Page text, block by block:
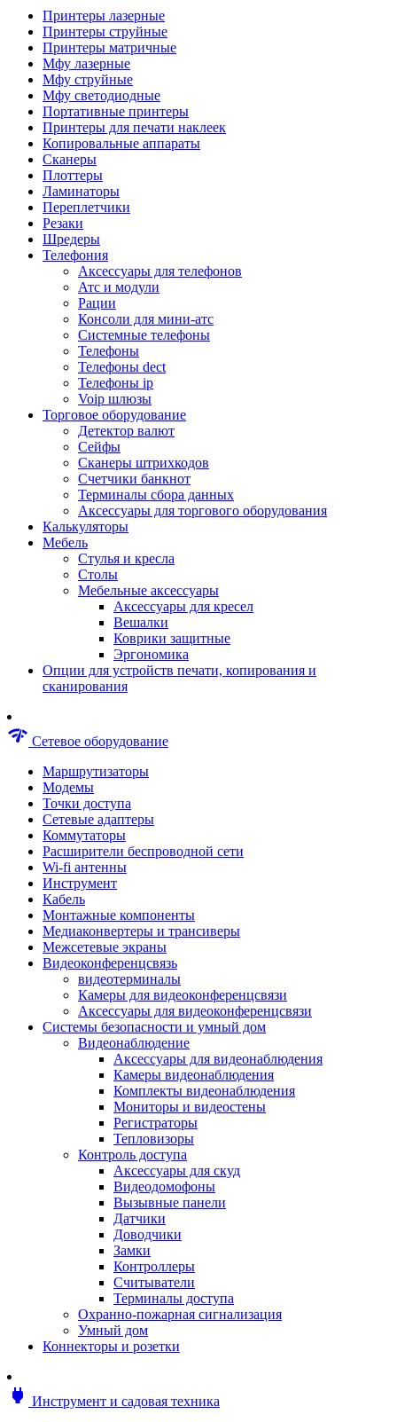
Камеры для видеоконференцсвязи
Аксессуары для видеоконференцсвязи
Системы безопасности и умный дом
Комплекты видеонаблюдения
Мониторы и видеостены
Регистраторы
Замки
Терминалы доступа
Охранно-пожарная сигнализация
Коннекторы и розетки
Инструмент и садовая техника
Электро и пневмоинструмент
Аксессуары для пневмоинструментов
Гайковерты пневматические
Инструмент измерительный
Краскораспылители пневматические
Наборы пневматические
Пистолеты пневматические
Шуруповерты
Дрели
Лобзики
Перфораторы
Шлифмашины
Наборы инструментов
Пилы
Пылесосы строительные
Степлеры строительные
Пистолеты клеевые
Наборы бит и сверел
Инструмент многофункциональный
Круги, диски, фрезы
Аксессуары для электро и
пневмоинструмента
Аккумуляторы для инструмента
Зарядные устройства для аккумуляторов
Миксеры строительные
Молотки отбойные
Паяльное оборудование
Садовая техника
Минимойки
Аксессуары для минимоек
Газонокосилки и триммеры
Газонокосилки
Культиваторы и мотоблоки
Аэраторы и скарификаторы
Мотоблоки
Генераторы
Снегоуборщики
Воздуходувки
Цепные и бензопилы
Оснастка к садовой технике
Садовые насосы
Поливочное оборудование
Садовые измельчители
Гидроаккумуляторы
Аксессуары для садовых инструментов
Принтеры лазерные
Принтеры струйные
Принтеры матричные
Мфу лазерные
Мфу струйные
Мфу светодиодные
Портативные принтеры
Принтеры для печати наклеек
Копировальные аппараты
Сканеры
Плоттеры
Ламинаторы
Переплетчики
Резаки
Шредеры
Телефония
Аксессуары для телефонов
Атс и модули
Рации
Консоли для мини-атс
Системные телефоны
Телефоны
Телефоны dect
Телефоны ip
Voip шлюзы
Торговое оборудование
Детектор валют
Сейфы
Сканеры штрихкодов
Счетчики банкнот
Терминалы сбора данных
Аксессуары для торгового оборудования
Калькуляторы
Мебель
Стулья и кресла
Столы
Мебельные аксессуары
Аксессуары для кресел
Вешалки
Коврики защитные
Эргономика
Опции для устройств печати, копирования и
сканирования
network_check Сетевое оборудование
Маршрутизаторы
Модемы
Точки доступа
Сетевые адаптеры
Коммутаторы
Расширители беспроводной сети
Wi-fi антенны
Инструмент
Кабель
Монтажные компоненты
Медиаконвертеры и трансиверы
Межсетевые экраны
Видеоконференцсвязь
видеотерминалы
Камеры для видеоконференцсвязи
Аксессуары для видеоконференцсвязи
Системы безопасности и умный дом
Видеонаблюдение
Аксессуары для видеонаблюдения
Камеры видеонаблюдения
Комплекты видеонаблюдения
Мониторы и видеостены
Регистраторы
Тепловизоры
Контроль доступа
Аксессуары для скуд
Видеодомофоны
Вызывные панели
Датчики
Доводчики
Замки
Контроллеры
Считыватели
Терминалы доступа
Охранно-пожарная сигнализация
Умный дом
Коннекторы и розетки
power Инструмент и садовая техника